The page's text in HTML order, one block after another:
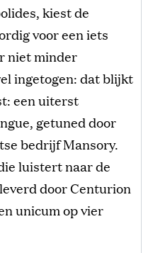
kiest de
voor een iets
niet minder
ingetogen: dat blijkt
een uiterst
getuned door
bedrijf Mansory.
luistert naar de
door Centurion
unicum op vier